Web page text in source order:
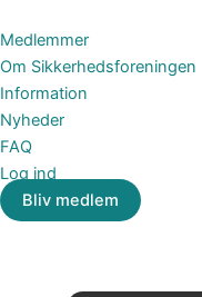
Medlemmer
Om Sikkerhedsforeningen
Information
Nyheder
FAQ
Log ind
Bliv medlem